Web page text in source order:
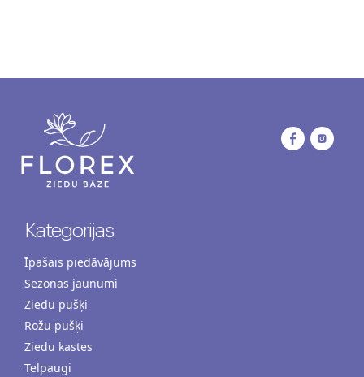
Kategorijas
Īpašais piedāvājums
Sezonas jaunumi
Ziedu pušķi
Rožu pušķi
Ziedu kastes
Telpaugi